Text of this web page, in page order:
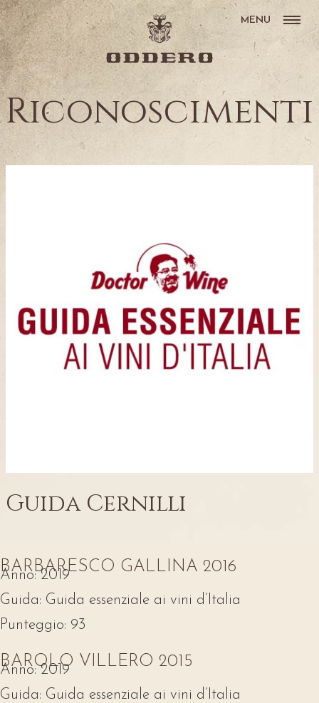
MENU
Riconoscimenti
Guida Cernilli
BARBARESCO GALLINA 2016
Anno: 2019
Guida: Guida essenziale ai vini d’Italia
Punteggio: 93
BAROLO VILLERO 2015
Anno: 2019
Guida: Guida essenziale ai vini d’Italia